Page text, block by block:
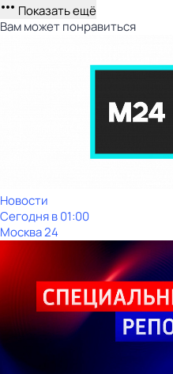
Показать ещё
Вам может понравиться
Новости
Сегодня в 01:00
Москва 24